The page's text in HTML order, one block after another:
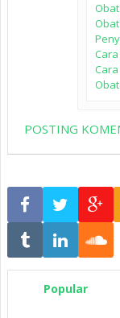
POSTING
Popular